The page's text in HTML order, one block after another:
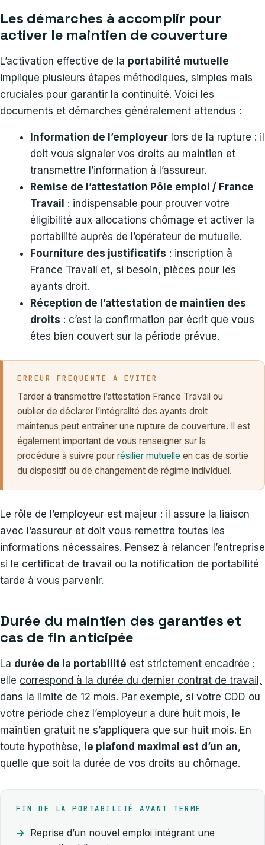
Les démarches à accomplir pour
activer le maintien de couverture
L’activation effective de la portabilité mutuelle
implique plusieurs étapes méthodiques, simples mais
cruciales pour garantir la continuité. Voici les
documents et démarches généralement attendus :
Information de l’employeur lors de la rupture : il
doit vous signaler vos droits au maintien et
transmettre l’information à l’assureur.
Remise de l’attestation Pôle emploi / France
Travail : indispensable pour prouver votre
éligibilité aux allocations chômage et activer la
portabilité auprès de l’opérateur de mutuelle.
Fourniture des justificatifs : inscription à
France Travail et, si besoin, pièces pour les
ayants droit.
Réception de l’attestation de maintien des
droits : c’est la confirmation par écrit que vous
êtes bien couvert sur la période prévue.
ERREUR FRÉQUENTE À ÉVITER
Tarder à transmettre l’attestation France Travail ou
oublier de déclarer l’intégralité des ayants droit
maintenus peut entraîner une rupture de couverture. Il est
également important de vous renseigner sur la
procédure à suivre pour résilier mutuelle en cas de sortie
du dispositif ou de changement de régime individuel.
Le rôle de l’employeur est majeur : il assure la liaison
avec l’assureur et doit vous remettre toutes les
informations nécessaires. Pensez à relancer l’entreprise
si le certificat de travail ou la notification de portabilité
tarde à vous parvenir.
Durée du maintien des garanties et
cas de fin anticipée
La durée de la portabilité est strictement encadrée :
elle correspond à la durée du dernier contrat de travail,
dans la limite de 12 mois. Par exemple, si votre CDD ou
votre période chez l’employeur a duré huit mois, le
maintien gratuit ne s’appliquera que sur huit mois. En
toute hypothèse, le plafond maximal est d’un an,
quelle que soit la durée de vos droits au chômage.
FIN DE LA PORTABILITÉ AVANT TERME
Reprise d’un nouvel emploi intégrant une